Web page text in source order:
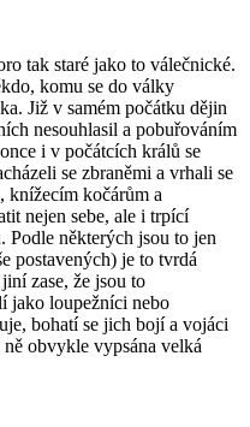
tak staré jako to válečnické.
komu se do války
Již v samém počátku dějin
nesouhlasil a pobuřováním
i v počátcích králů se
se zbraněmi a vrhali se
knížecím kočárům a
nejen sebe, ale i trpící
některých jsou to jen
postavených) je to tvrdá
zase, že jsou to
jako loupežníci nebo
bohatí se jich bojí a vojáci
obvykle vypsána velká